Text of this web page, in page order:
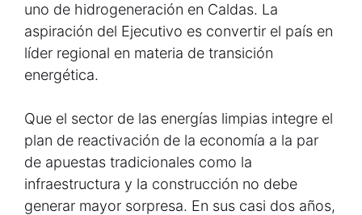
uno de hidrogeneración en Caldas. La
aspiración del Ejecutivo es convertir el país en
líder regional en materia de transición
energética.
Que el sector de las energías limpias integre el
plan de reactivación de la economía a la par
de apuestas tradicionales como la
infraestructura y la construcción no debe
generar mayor sorpresa. En sus casi dos años,